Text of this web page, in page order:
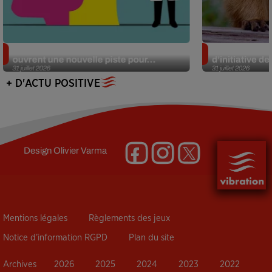
31 juillet 2026
ouvrent une nouvelle piste pour...
31 juillet 2026
d’initiative
+ D'ACTU POSITIVE
DesignOlivier Varma
Mentions légales Règlements des jeux
Notice d’information RGPD Plan du site
Archives 2026 2025 2024 2023 2022